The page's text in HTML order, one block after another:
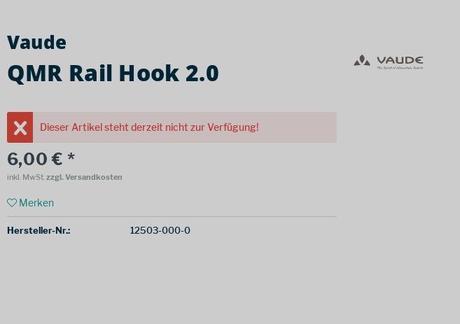
Vaude
QMR Rail Hook 2.0
Dieser Artikel steht derzeit nicht zur Verfügung!
6,00 € *
inkl. MwSt.zzgl. Versandkosten
Merken
Hersteller-Nr.: 12503-000-0